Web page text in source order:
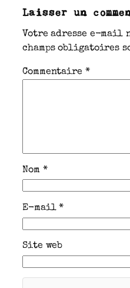
Laisser un
Votre adresse e-mail
champs obligatoires
Commentaire *
Nom *
E-mail*
Site web